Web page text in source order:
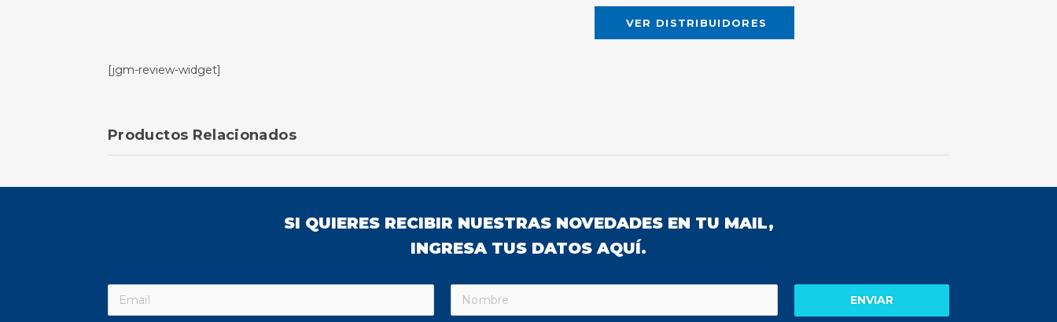
VER DISTRIBUIDORES
[jgm-review-widget]
Productos Relacionados
SI QUIERES RECIBIR NUESTRAS NOVEDADES EN TU MAIL,
INGRESA TUS DATOS AQUÍ.
ENVIAR